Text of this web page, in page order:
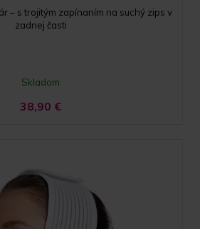
– s trojitým zapínaním na suchý zips v
zadnej časti
Skladom
38,90 €